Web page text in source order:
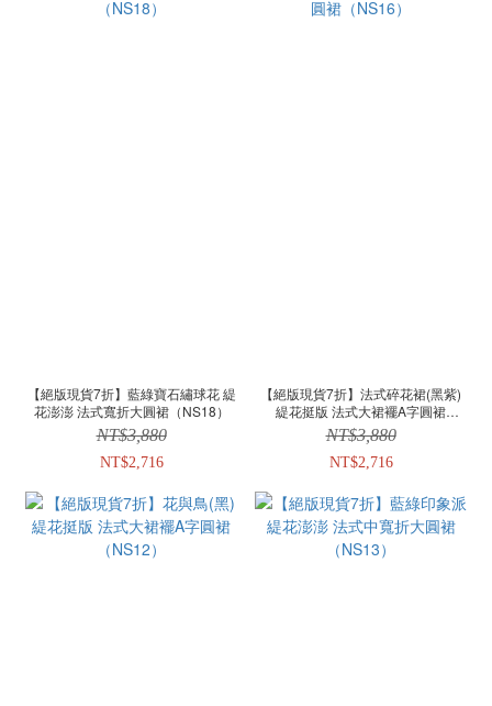
【絕版現貨7折】藍綠寶石繡球花 緹
花澎澎 法式寬折大圓裙（NS18）
NT$3,880
NT$2,716
【絕版現貨7折】法式碎花裙(黑紫)
緹花挺版 法式大裙襬A字圓裙
（NS16）
NT$3,880
NT$2,716